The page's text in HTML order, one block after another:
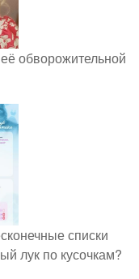
обворожительной
списки
лук по кусочкам?